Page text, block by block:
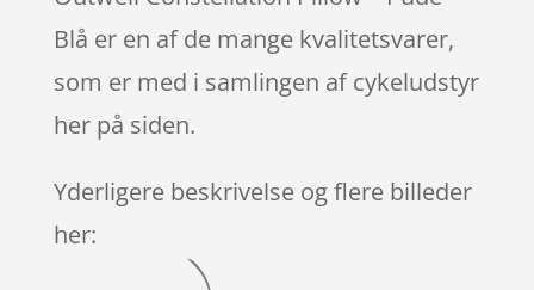
Blå er en af de mange kvalitetsvarer,
som er med i samlingen af cykeludstyr
her på siden.
Yderligere beskrivelse og flere billeder
her: